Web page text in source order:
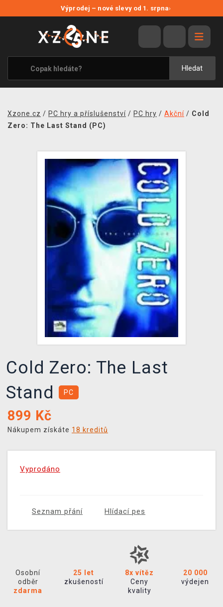
Výprodej – nové slevy od 1. srpna›
Hledat
VÝPRODEJ
VIDEOHRY
XZONE ORIGINALS
TÉMATIKY
MERCHANDISE
KONTAKT
TCG & BOARDGAME HUB
VÝKUP HER (BAZAR)
Xzone.cz / PC hry a příslušenství / PC hry / Akční / Cold
Zero: The Last Stand (PC)
Cold Zero: The Last
Stand
PC
899 Kč
Nákupem získáte 18 kreditů
Vyprodáno
Seznam přání Hlídací pes
Osobní
odběr
zdarma
25 let
zkušeností
8x vítěz
Ceny
kvality
20 000
výdejen